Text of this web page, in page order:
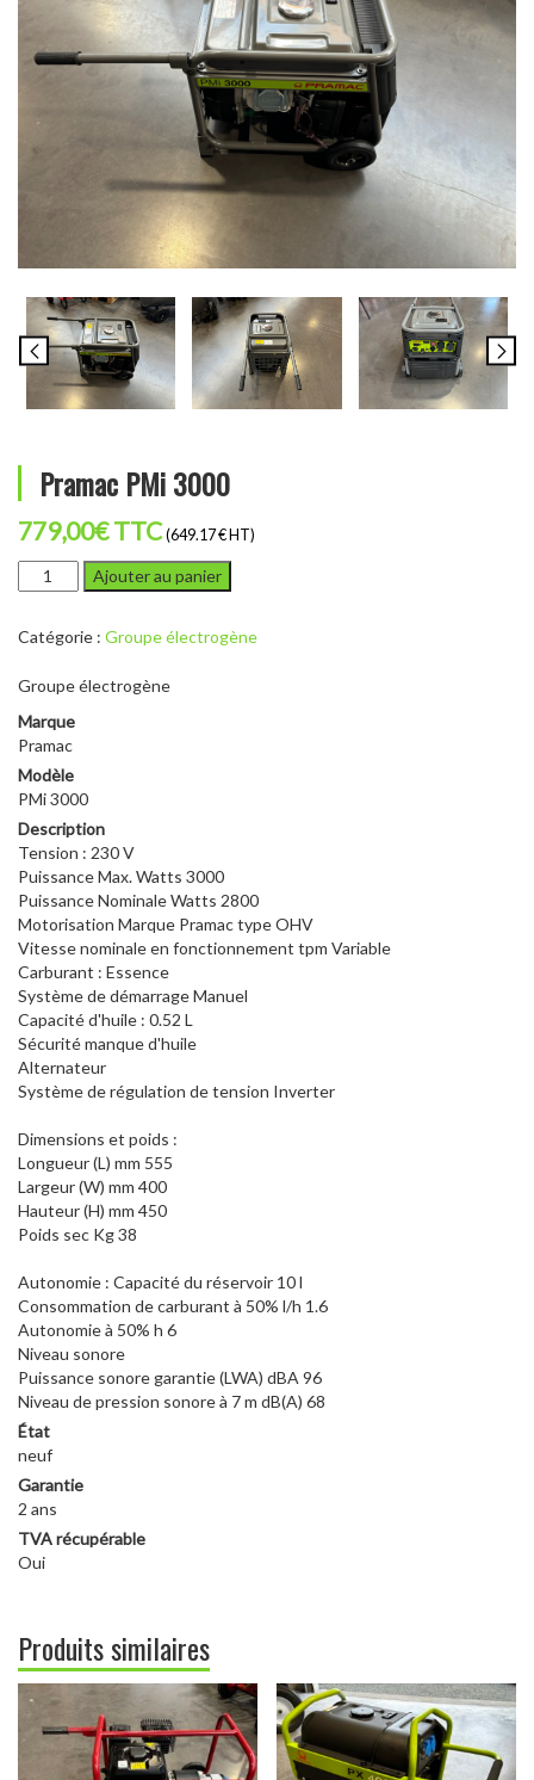
Pramac PMi 3000
779,00€TTC (649.17 € HT)
quantité
de
PMi
Ajouter au panier
Catégorie : Groupe électrogène
Groupe électrogène
Marque
Pramac
Modèle
PMi 3000
Description
Tension : 230 V
Puissance Max. Watts 3000
Puissance Nominale Watts 2800
Motorisation Marque Pramac type OHV
Vitesse nominale en fonctionnement tpm Variable
Carburant : Essence
Système de démarrage Manuel
Capacité d'huile : 0.52 L
Sécurité manque d'huile
Alternateur
Système de régulation de tension Inverter
Dimensions et poids :
Longueur (L) mm 555
Largeur (W) mm 400
Hauteur (H) mm 450
Poids sec Kg 38
Autonomie : Capacité du réservoir 10 l
Consommation de carburant à 50% l/h 1.6
Autonomie à 50% h 6
Niveau sonore
Puissance sonore garantie (LWA) dBA 96
Niveau de pression sonore à 7 m dB(A) 68
État
neuf
Garantie
2 ans
TVA récupérable
Oui
Produits similaires